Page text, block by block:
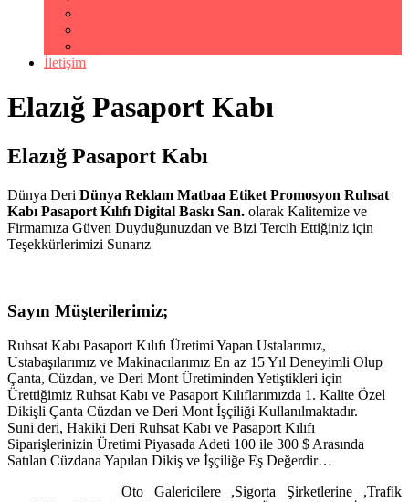
İletişim
Elazığ Pasaport Kabı
Elazığ Pasaport Kabı
Dünya Deri Dünya Reklam Matbaa Etiket Promosyon Ruhsat
Kabı Pasaport Kılıfı Digital Baskı San. olarak Kalitemize ve
Firmamıza Güven Duyduğunuzdan ve Bizi Tercih Ettiğiniz için
Teşekkürlerimizi Sunarız
Sayın Müşterilerimiz;
Ruhsat Kabı Pasaport Kılıfı Üretimi Yapan Ustalarımız,
Ustabaşılarımız ve Makinacılarımız En az 15 Yıl Deneyimli Olup
Çanta, Cüzdan, ve Deri Mont Üretiminden Yetiştikleri için
Ürettiğimiz Ruhsat Kabı ve Pasaport Kılıflarımızda 1. Kalite Özel
Dikişli Çanta Cüzdan ve Deri Mont İşçiliği Kullanılmaktadır.
Suni deri, Hakiki Deri Ruhsat Kabı ve Pasaport Kılıfı
Siparişlerinizin Üretimi Piyasada Adeti 100 ile 300 $ Arasında
Satılan Cüzdana Yapılan Dikiş ve İşçiliğe Eş Değerdir…
Oto Galericilere ,Sigorta Şirketlerine ,Trafik